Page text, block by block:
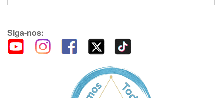
Siga-nos: